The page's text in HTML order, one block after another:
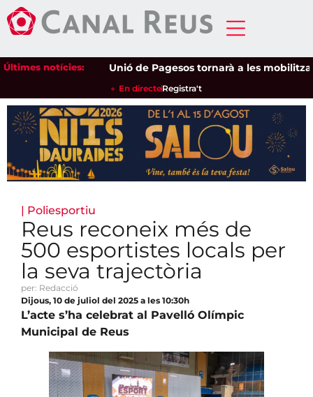
Últimes notícies: Unió de Pagesos tornarà a les
En directeRegistra't
| Poliesportiu
Reus reconeix més de
500 esportistes locals per
la seva trajectòria
per: Redacció
Dijous, 10 de juliol del 2025 a les 10:30h
L’acte s’ha celebrat al Pavelló Olímpic
Municipal de Reus